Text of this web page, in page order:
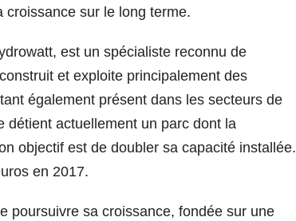
croissance sur le long terme.
est un spécialiste reconnu de
et exploite principalement des
également présent dans les secteurs de
détient actuellement un parc dont la
objectif est de doubler sa capacité installée.
en 2017.
poursuivre sa croissance, fondée sur une